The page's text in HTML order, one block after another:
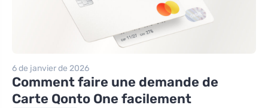
6 de janvier de 2026
Comment faire une demande de
Carte Qonto One facilement